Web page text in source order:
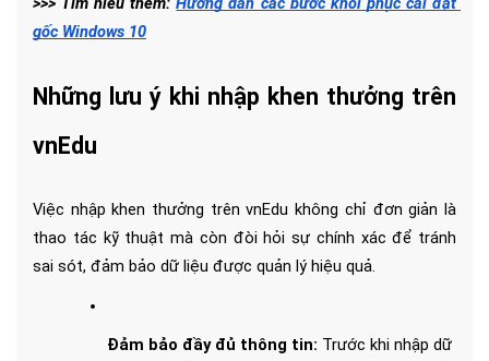
gốc Windows 10
Những lưu ý khi nhập khen thưởng trên
vnEdu
Việc nhập khen thưởng trên vnEdu không chỉ đơn giản là
thao tác kỹ thuật mà còn đòi hỏi sự chính xác để tránh
sai sót, đảm bảo dữ liệu được quản lý hiệu quả.
Đảm bảo đầy đủ thông tin: Trước khi nhập dữ